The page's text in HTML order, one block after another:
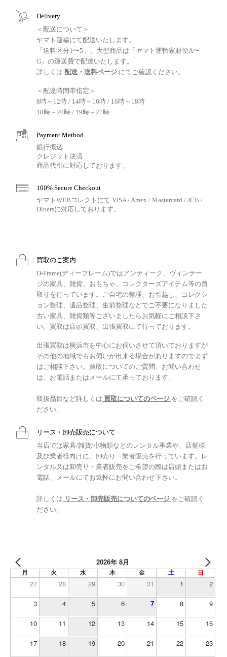
Delivery
＜配送について＞
ヤマト運輸にて配送いたします。
「送料区分1〜5」、大型商品は「ヤマト運輸家財便A〜
G」の運送費で配達いたします。
詳しくは 配送・送料ページ にてご確認ください。
＜配達時間帯指定＞
8時～12時 / 14時～16時 / 16時～18時
18時～20時 / 19時～21時
Payment Method
銀行振込
クレジット決済
商品代引に対応しております。
100% Secure Checkout
ヤマトWEBコレクトにて VISA / Amex / Mastercard / JCB /
Dinersに対応しております。
買取のご案内
D-Frame(ディーフレーム)ではアンティーク、ヴィンテー
ジの家具、雑貨、おもちゃ、コレクターズアイテム等の買
取りを行っています。ご自宅の整理、お引越し、コレクシ
ョン整理、遺品整理、生前整理などでご不要になりました
古い家具、雑貨類等ございましたらお気軽にご相談下さ
い。買取は店頭買取、出張買取にて行っております。
出張買取は横浜市を中心にお伺いさせて頂いておりますが
その他の地域でもお伺いが出来る場合がありますのでまず
はご相談下さい。買取についてのご質問、お問い合わせ
は、お電話またはメールにて承っております。
取扱品目など詳しくは 買取についてのページ をご確認く
ださい。
リース・卸売販売について
当店では家具/雑貨/小物類などのレンタル事業や、店舗様
及び業者様向けに、卸売り・業者販売を行っています。レ
ンタル又は卸売り・業者販売をご希望の際は店頭またはお
電話、メールにてお気軽にお問い合わせ下さい。
詳しくは リース・卸売販売についてのページ をご確認く
ださい。
2026年 8月
月 火 水 木 金 土 日
27 28 29 30 31 1 2
3 4 5 6 7 8 9
10 11 12 13 14 15 16
17 18 19 20 21 22 23